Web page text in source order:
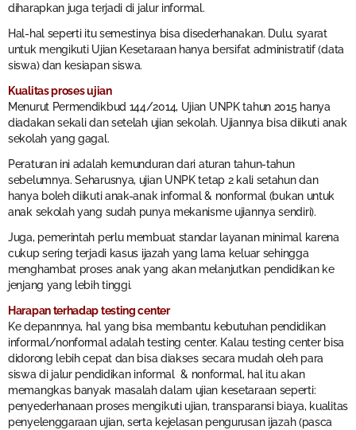
diharapkan juga terjadi di jalur informal.
Hal-hal seperti itu semestinya bisa disederhanakan. Dulu, syarat
untuk mengikuti Ujian Kesetaraan hanya bersifat administratif (data
siswa) dan kesiapan siswa.
Kualitas proses ujian
Menurut Permendikbud 144/2014, Ujian UNPK tahun 2015 hanya
diadakan sekali dan setelah ujian sekolah. Ujiannya bisa diikuti anak
sekolah yang gagal.
Peraturan ini adalah kemunduran dari aturan tahun-tahun
sebelumnya. Seharusnya, ujian UNPK tetap 2 kali setahun dan
hanya boleh diikuti anak-anak informal & nonformal (bukan untuk
anak sekolah yang sudah punya mekanisme ujiannya sendiri).
Juga, pemerintah perlu membuat standar layanan minimal karena
cukup sering terjadi kasus ijazah yang lama keluar sehingga
menghambat proses anak yang akan melanjutkan pendidikan ke
jenjang yang lebih tinggi.
Harapan terhadap testing center
Ke depannnya, hal yang bisa membantu kebutuhan pendidikan
informal/nonformal adalah testing center. Kalau testing center bisa
didorong lebih cepat dan bisa diakses secara mudah oleh para
siswa di jalur pendidikan informal & nonformal, hal itu akan
memangkas banyak masalah dalam ujian kesetaraan seperti:
penyederhanaan proses mengikuti ujian, transparansi biaya, kualitas
penyelenggaraan ujian, serta kejelasan pengurusan ijazah (pasca